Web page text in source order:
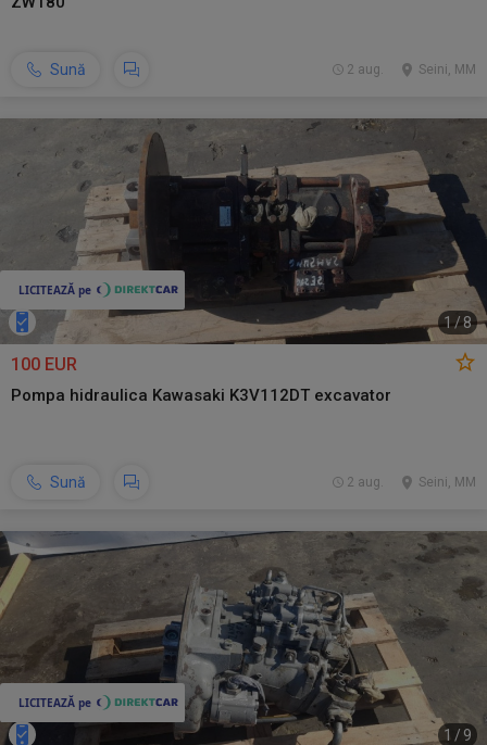
Sună Seini, MM
2 aug.
1 /8
100 EUR
Pompa hidraulica Kawasaki K3V112DT excavator
Sună Seini, MM
2 aug.
1 / 9